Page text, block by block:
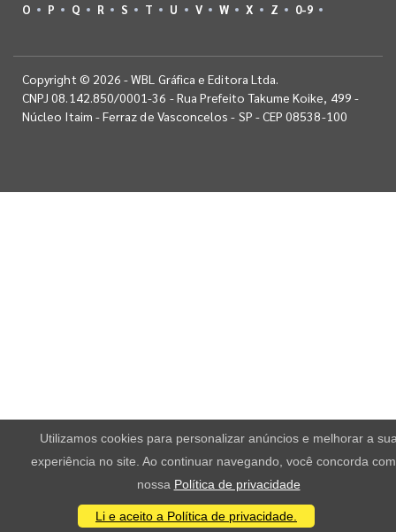
O
P Q R S T U V W X Z 0-9
Copyright © 2026 - WBL Gráfica e Editora Ltda.
CNPJ 08.142.850/0001-36 - Rua Prefeito Takume Koike, 499 -
Núcleo Itaim - Ferraz de Vasconcelos - SP - CEP 08538-100
Utilizamos cookies para personalizar anúncios e melhorar a
experiência no site. Ao continuar navegando, você concorda
nossa Política de privacidade
Li e aceito a Política de privacidade.